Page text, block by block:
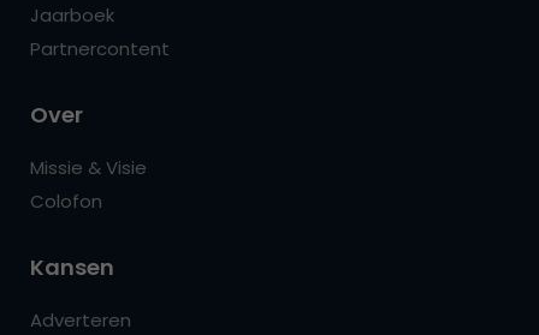
Jaarboek
Partnercontent
Over
Missie & Visie
Colofon
Kansen
Adverteren